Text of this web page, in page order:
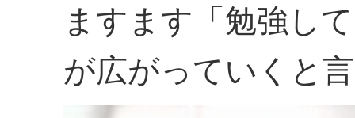
ますます「勉強し
が広がっていくと